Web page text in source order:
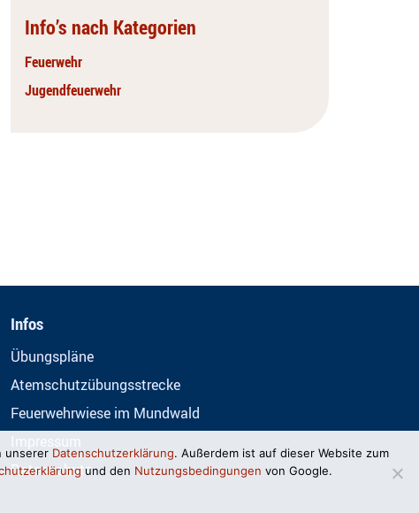
Info’s nach Kategorien
Feuerwehr
Jugendfeuerwehr
Infos
Übungspläne
Atemschutzübungsstrecke
Feuerwehrwiese im Mundwald
Datenschutz
unserer Datenschutzerklärung. Außerdem ist auf dieser Website zum
und den Nutzungsbedingungen von Google.